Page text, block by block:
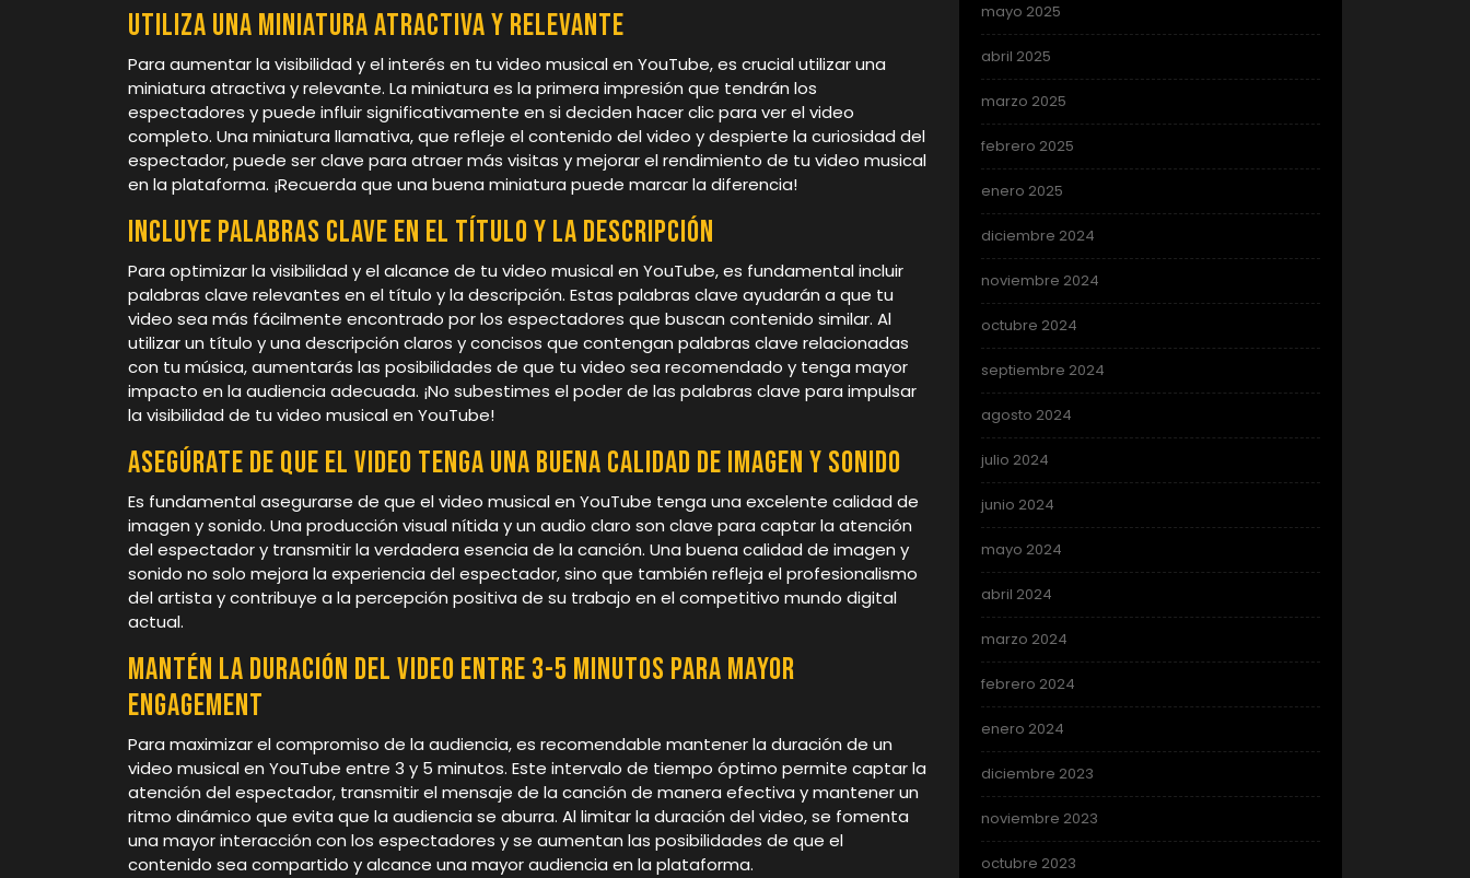
Utiliza una miniatura atractiva y relevante
Para aumentar la visibilidad y el interés en tu video musical en YouTube, es crucial utilizar una
miniatura atractiva y relevante. La miniatura es la primera impresión que tendrán los
espectadores y puede influir significativamente en si deciden hacer clic para ver el video
completo. Una miniatura llamativa, que refleje el contenido del video y despierte la curiosidad del
espectador, puede ser clave para atraer más visitas y mejorar el rendimiento de tu video musical
en la plataforma. ¡Recuerda que una buena miniatura puede marcar la diferencia!
Incluye palabras clave en el título y la descripción
Para optimizar la visibilidad y el alcance de tu video musical en YouTube, es fundamental incluir
palabras clave relevantes en el título y la descripción. Estas palabras clave ayudarán a que tu
video sea más fácilmente encontrado por los espectadores que buscan contenido similar. Al
utilizar un título y una descripción claros y concisos que contengan palabras clave relacionadas
con tu música, aumentarás las posibilidades de que tu video sea recomendado y tenga mayor
impacto en la audiencia adecuada. ¡No subestimes el poder de las palabras clave para impulsar
la visibilidad de tu video musical en YouTube!
Asegúrate de que el video tenga una buena calidad de imagen y sonido
Es fundamental asegurarse de que el video musical en YouTube tenga una excelente calidad de
imagen y sonido. Una producción visual nítida y un audio claro son clave para captar la atención
del espectador y transmitir la verdadera esencia de la canción. Una buena calidad de imagen y
sonido no solo mejora la experiencia del espectador, sino que también refleja el profesionalismo
del artista y contribuye a la percepción positiva de su trabajo en el competitivo mundo digital
actual.
Mantén la duración del video entre 3-5 minutos para mayor
engagement
Para maximizar el compromiso de la audiencia, es recomendable mantener la duración de un
video musical en YouTube entre 3 y 5 minutos. Este intervalo de tiempo óptimo permite captar la
atención del espectador, transmitir el mensaje de la canción de manera efectiva y mantener un
ritmo dinámico que evita que la audiencia se aburra. Al limitar la duración del video, se fomenta
una mayor interacción con los espectadores y se aumentan las posibilidades de que el
contenido sea compartido y alcance una mayor audiencia en la plataforma.
mayo 2025
abril 2025
marzo 2025
febrero 2025
enero 2025
diciembre 2024
noviembre 2024
octubre 2024
septiembre 2024
agosto 2024
julio 2024
junio 2024
mayo 2024
abril 2024
marzo 2024
febrero 2024
enero 2024
diciembre 2023
noviembre 2023
octubre 2023